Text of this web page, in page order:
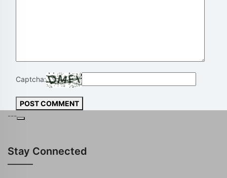
Captcha:
POST COMMENT
---
Stay Connected